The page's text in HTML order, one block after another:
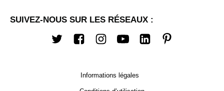
SUIVEZ-NOUS SUR LES RÉSEAUX :
TwitterFacebookInstagram
YoutubeLinkedIn
Informations légales